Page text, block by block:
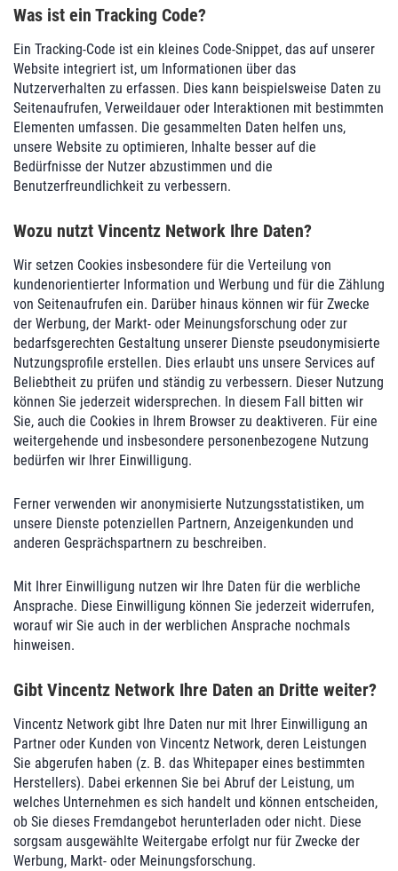
Was ist ein Tracking Code?
Ein Tracking-Code ist ein kleines Code-Snippet, das auf unserer
Website integriert ist, um Informationen über das
Nutzerverhalten zu erfassen. Dies kann beispielsweise Daten zu
Seitenaufrufen, Verweildauer oder Interaktionen mit bestimmten
Elementen umfassen. Die gesammelten Daten helfen uns,
unsere Website zu optimieren, Inhalte besser auf die
Bedürfnisse der Nutzer abzustimmen und die
Benutzerfreundlichkeit zu verbessern.
Wozu nutzt Vincentz Network Ihre Daten?
Wir setzen Cookies insbesondere für die Verteilung von
kundenorientierter Information und Werbung und für die Zählung
von Seitenaufrufen ein. Darüber hinaus können wir für Zwecke
der Werbung, der Markt- oder Meinungsforschung oder zur
bedarfsgerechten Gestaltung unserer Dienste pseudonymisierte
Nutzungsprofile erstellen. Dies erlaubt uns unsere Services auf
Beliebtheit zu prüfen und ständig zu verbessern. Dieser Nutzung
können Sie jederzeit widersprechen. In diesem Fall bitten wir
Sie, auch die Cookies in Ihrem Browser zu deaktiveren. Für eine
weitergehende und insbesondere personenbezogene Nutzung
bedürfen wir Ihrer Einwilligung.
Ferner verwenden wir anonymisierte Nutzungsstatistiken, um
unsere Dienste potenziellen Partnern, Anzeigenkunden und
anderen Gesprächspartnern zu beschreiben.
Mit Ihrer Einwilligung nutzen wir Ihre Daten für die werbliche
Ansprache. Diese Einwilligung können Sie jederzeit widerrufen,
worauf wir Sie auch in der werblichen Ansprache nochmals
hinweisen.
Gibt Vincentz Network Ihre Daten an Dritte weiter?
Vincentz Network gibt Ihre Daten nur mit Ihrer Einwilligung an
Partner oder Kunden von Vincentz Network, deren Leistungen
Sie abgerufen haben (z. B. das Whitepaper eines bestimmten
Herstellers). Dabei erkennen Sie bei Abruf der Leistung, um
welches Unternehmen es sich handelt und können entscheiden,
ob Sie dieses Fremdangebot herunterladen oder nicht. Diese
sorgsam ausgewählte Weitergabe erfolgt nur für Zwecke der
Werbung, Markt- oder Meinungsforschung.